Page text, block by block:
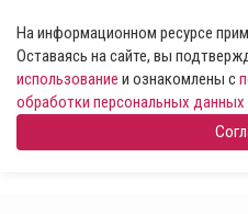
На информационном ресурсе
Оставаясь на сайте, вы
использование и ознакомлены с
обработки персональных данных